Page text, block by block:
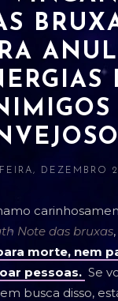
E AMOR
E
DEZEMBRO
Note das bruxas
morte, nem
pessoas. Se
busca disso,